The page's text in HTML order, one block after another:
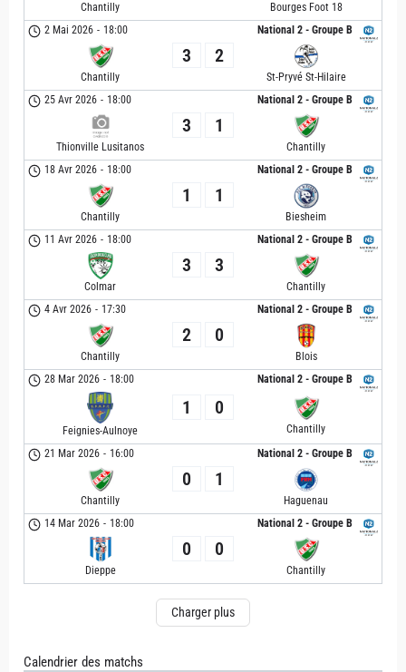
Chantilly
Bourges Foot 18
National 2 - Groupe B
2 Mai 2026 - 18:00
Chantilly
3 2
St-Pryvé St-Hilaire
National 2 - Groupe B
25 Avr 2026 - 18:00
Thionville Lusitanos
3 1
Chantilly
National 2 - Groupe B
18 Avr 2026 - 18:00
Chantilly
1 1
Biesheim
National 2 - Groupe B
11 Avr 2026 - 18:00
Colmar
3 3
Chantilly
National 2 - Groupe B
4 Avr 2026 - 17:30
Chantilly
2 0
Blois
National 2 - Groupe B
28 Mar 2026 - 18:00
Feignies-Aulnoye
1 0
Chantilly
National 2 - Groupe B
21 Mar 2026 - 16:00
Chantilly
0 1
Haguenau
National 2 - Groupe B
14 Mar 2026 - 18:00
Dieppe
0 0
Chantilly
Charger plus
Calendrier des matchs